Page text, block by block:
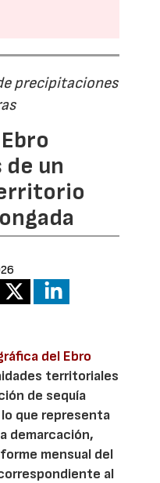
precipitaciones
un
del Ebro
territoriales
de sequía
que representa
demarcación,
mensual del
al